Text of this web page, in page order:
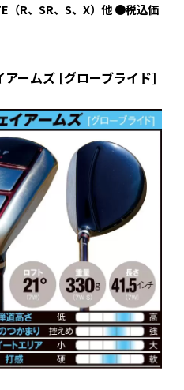
（R、SR、S、X）他 ●税込価
アームズ [グローブライド]